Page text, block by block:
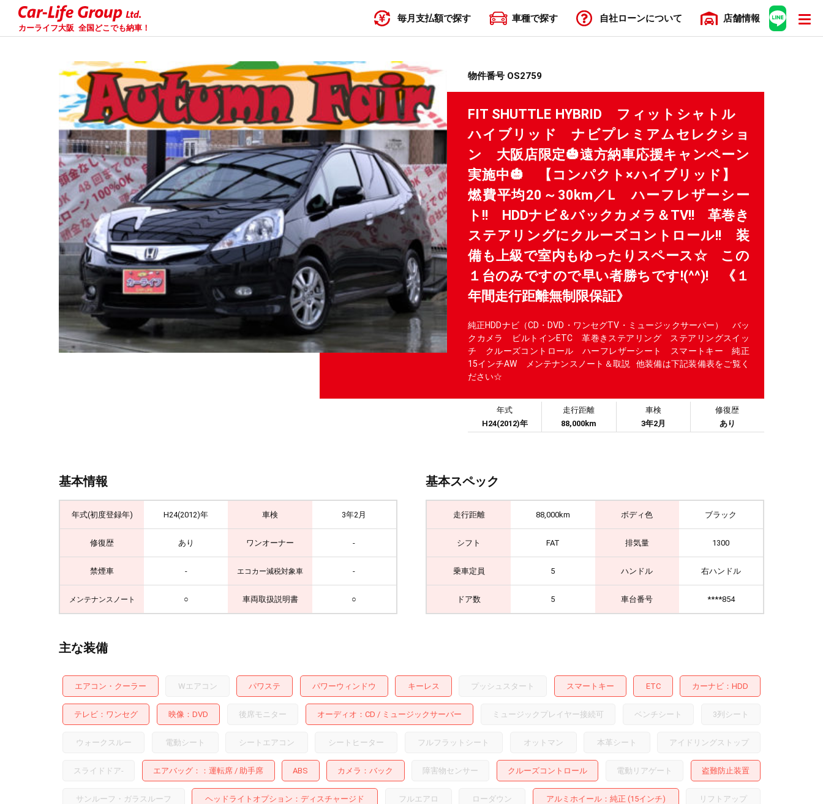
カーライフ大阪 全国どこでも納車！
毎月支払額で探す 車種で探す 自社ローンについて 店舗情報
物件番号 OS2759
FIT SHUTTLE HYBRID フィットシャトル
ハイブリッド ナビプレミアムセレクショ
ン 大阪店限定🎃遠方納車応援キャンペーン
実施中🎃 【コンパクト×ハイブリッド】
燃費平均20～30km／L ハーフレザーシー
ト!! HDDナビ＆バックカメラ＆TV!! 革巻き
ステアリングにクルーズコントロール!! 装
備も上級で室内もゆったりスペース☆ この
１台のみですので早い者勝ちです!(^^)! 《１
年間走行距離無制限保証》
純正HDDナビ（CD・DVD・ワンセグTV・ミュージックサーバー） バッ
クカメラ ビルトインETC 革巻きステアリング ステアリングスイッ
チ クルーズコントロール ハーフレザーシート スマートキー 純正
15インチAW メンテナンスノート＆取説 他装備は下記装備表をご覧く
ださい☆
年式
H24(2012)年
走行距離
88,000km
車検
3年2月
修復歴
あり
基本情報
年式(初度登録年) H24(2012)年 車検 3年2月
修復歴 あり ワンオーナー -
禁煙車 - エコカー減税対象車 -
メンテナンスノート ○ 車両取扱説明書 ○
基本スペック
走行距離 88,000km ボディ色 ブラック
シフト FAT 排気量 1300
乗車定員 5 ハンドル 右ハンドル
ドア数 5 車台番号 ****854
主な装備
エアコン・クーラー Wエアコン パワステ パワーウィンドウ キーレス プッシュスタート スマートキー ETC カーナビ HDD
テレビ ワンセグ 映像 DVD 後席モニター オーディオ CD ミュージックサーバー ミュージックプレイヤー接続可 ベンチシート 3列シート
ウォークスルー 電動シート シートエアコン シートヒーター フルフラットシート オットマン 本革シート アイドリングストップ
スライドドア- エアバッグ： 運転席 助手席 ABS カメラ バック 障害物センサー クルーズコントロール 電動リアゲート 盗難防止装置
サンルーフ・ガラスルーフ ヘッドライトオプション ディスチャージド フルエアロ ローダウン アルミホイール：純正 (15インチ) リフトアップ